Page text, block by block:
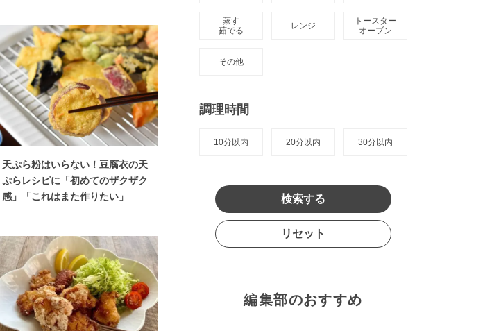
天ぷら粉はいらない！豆腐衣の天
ぷらレシピに「初めてのザクザク
感」「これはまた作りたい」
蒸す
茹でる
レンジ
トースター
オーブン
その他
調理時間
10分以内 20分以内 30分以内
検索する
リセット
編集部のおすすめ